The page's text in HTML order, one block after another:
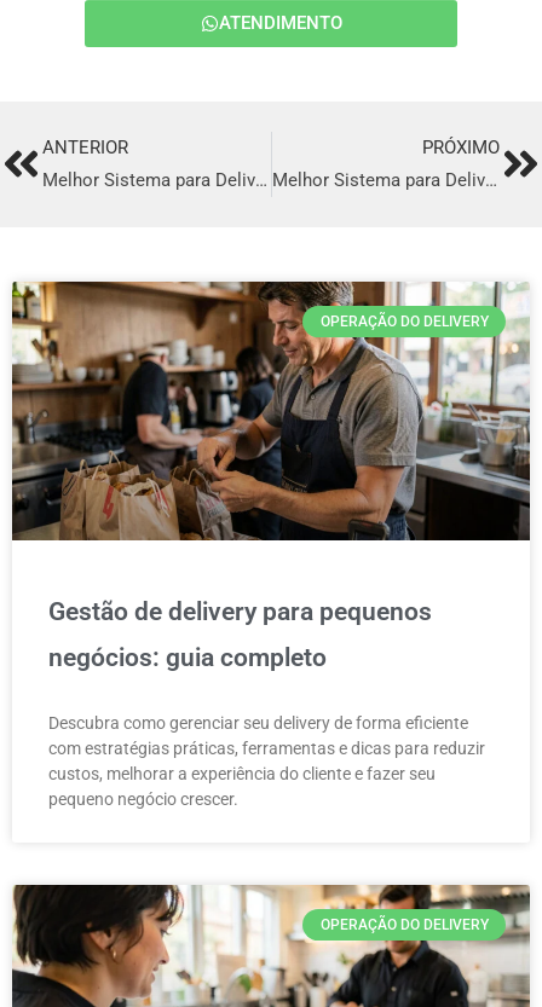
ATENDIMENTO
PrevANTERIOR
Melhor Sistema para Delivery em Itumbiara
PRÓXIMO
Melhor Sistema para Delivery em Lavras
OPERAÇÃO DO DELIVERY
Gestão de delivery para pequenos
negócios: guia completo
Descubra como gerenciar seu delivery de forma eficiente
com estratégias práticas, ferramentas e dicas para reduzir
custos, melhorar a experiência do cliente e fazer seu
pequeno negócio crescer.
OPERAÇÃO DO DELIVERY